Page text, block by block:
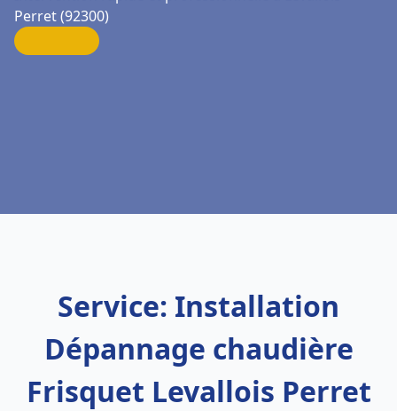
Perret (92300)
Service: Installation
Dépannage chaudière
Frisquet Levallois Perret